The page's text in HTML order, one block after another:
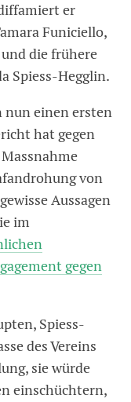
er
Funiciello,
die frühere
Spiess-Hegglin.
nun einen ersten
hat gegen
von
Aussagen
im
gegen
Spiess-
des Vereins
sie würde
einschüchtern,